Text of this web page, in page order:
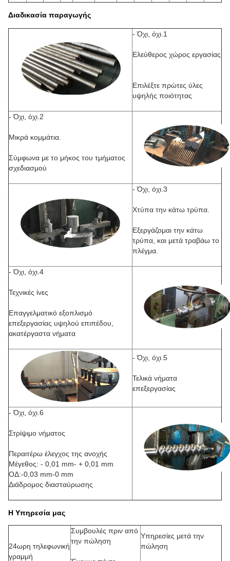
Διαδικασία παραγωγής
- Όχι, όχι.1
Ελεύθερος χώρος εργασίας
Επιλέξτε πρώτες ύλες
υψηλής ποιότητας
- Όχι, όχι.2
Μικρά κομμάτια.
Σύμφωνα με το μήκος του τμήματος
σχεδιασμού
- Όχι, όχι.3
Χτύπα την κάτω τρύπα.
Εξεργάζομαι την κάτω
τρύπα, και μετά τραβάω το
πλέγμα.
- Όχι, όχι.4
Τεχνικές ίνες
Επαγγελματικό εξοπλισμό
επεξεργασίας υψηλού επιπέδου,
ακατέργαστα νήματα
- Όχι, όχι.5
Τελικά νήματα
επεξεργασίας
- Όχι, όχι.6
Στρίψιμο νήματος
Περαιτέρω έλεγχος της ανοχής
Μέγεθος: - 0,01 mm- + 0,01 mm
ΟΔ:-0,03 mm-0 mm
Διάδρομος διασταύρωσης
Η Υπηρεσία μας
24ωρη τηλεφωνική
γραμμή
Συμβουλές πριν από
την πώληση
Υπηρεσίες μετά την
πώληση